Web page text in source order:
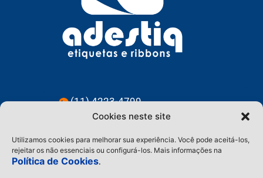
Cookies neste site
Utilizamos cookies para melhorar sua experiência. Você pode aceitá-los,
rejeitar os não essenciais ou configurá-los. Mais informações na
Política de Cookies.
(11) 4223-4799
(11) 91228-3583
contato@adestiq.com.br
@adestiq